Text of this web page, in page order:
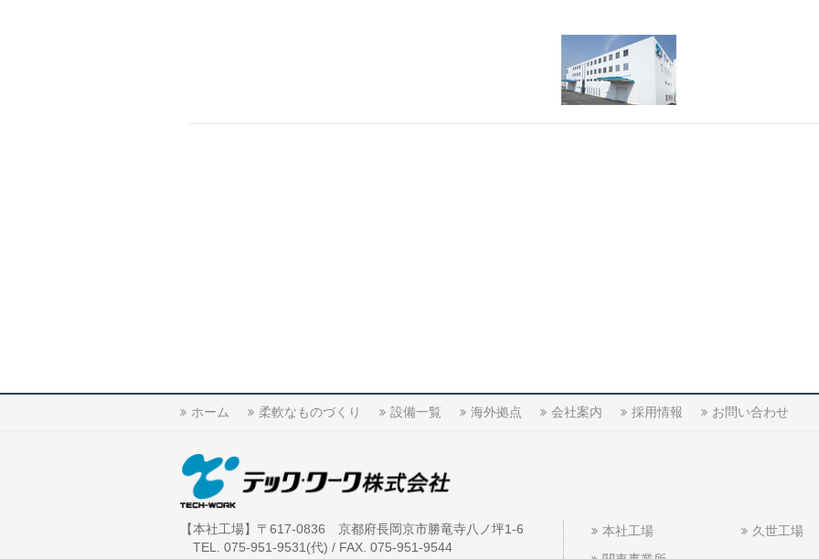
ホーム 柔軟なものづくり 設備一覧 海外拠点 会社案内 採用情報 お問い合わせ
【本社工場】〒617-0836 京都府長岡京市勝竜寺八ノ坪1-6
TEL. 075-951-9531(代) / FAX. 075-951-9544
本社工場
久世工場